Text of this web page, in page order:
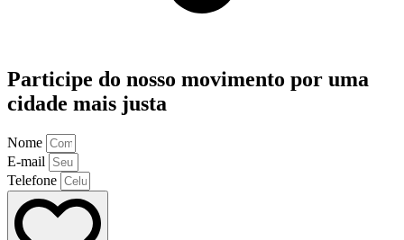
Participe do nosso movimento por uma
cidade mais justa
Nome
E-mail
Telefone